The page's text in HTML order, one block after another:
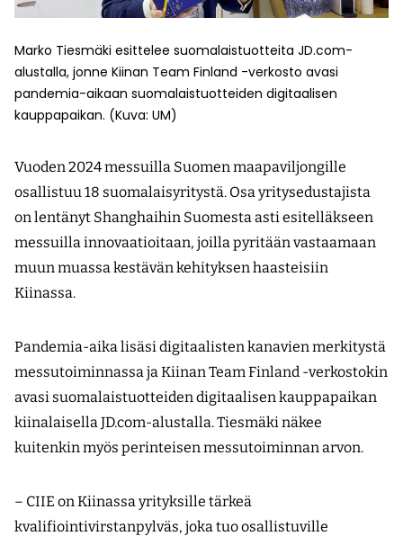
Marko Tiesmäki esittelee suomalaistuotteita JD.com-
alustalla, jonne Kiinan Team Finland -verkosto avasi
pandemia-aikaan suomalaistuotteiden digitaalisen
kauppapaikan. (Kuva: UM)
Vuoden 2024 messuilla Suomen maapaviljongille
osallistuu 18 suomalaisyritystä. Osa yritysedustajista
on lentänyt Shanghaihin Suomesta asti esitelläkseen
messuilla innovaatioitaan, joilla pyritään vastaamaan
muun muassa kestävän kehityksen haasteisiin
Kiinassa.
Pandemia-aika lisäsi digitaalisten kanavien merkitystä
messutoiminnassa ja Kiinan Team Finland -verkostokin
avasi suomalaistuotteiden digitaalisen kauppapaikan
kiinalaisella JD.com-alustalla. Tiesmäki näkee
kuitenkin myös perinteisen messutoiminnan arvon.
– CIIE on Kiinassa yrityksille tärkeä
kvalifiointivirstanpylväs, joka tuo osallistuville